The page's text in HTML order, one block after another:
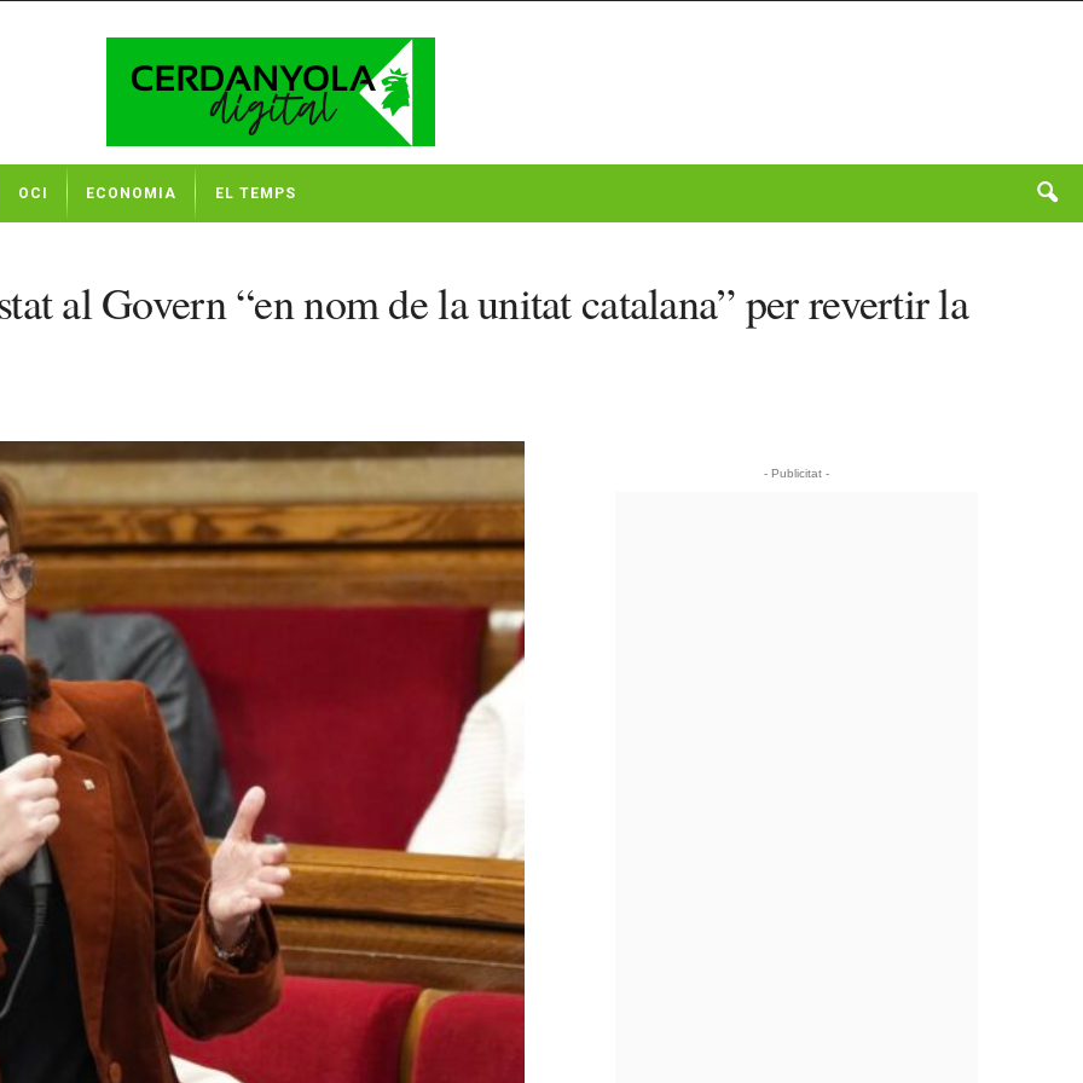
OCI ECONOMIA EL TEMPS
al Govern “en nom de la unitat catalana” per revertir la
- Publicitat -